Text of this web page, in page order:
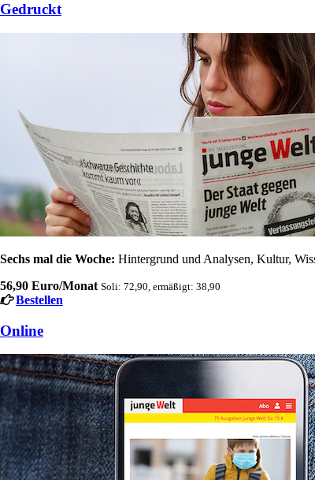
Gedruckt
Sechs mal die Woche: Hintergrund und Analysen, Kultur,
56,90 Euro/Monat Soli: 72,90, ermäßigt: 38,90
Bestellen
Online